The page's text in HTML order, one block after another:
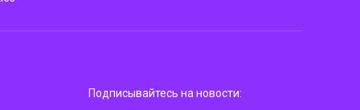
Подписывайтесь на новости: